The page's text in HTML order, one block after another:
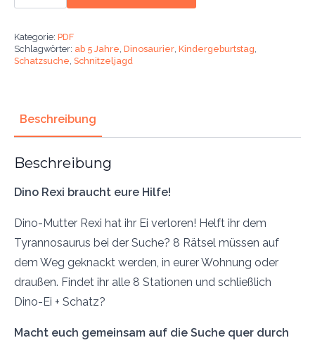
auf
Schatzsuche.
Ab
Kategorie: PDF
Schlagwörter: ab 5 Jahre, Dinosaurier, Kindergeburtstag,
Schatzsuche, Schnitzeljagd
Beschreibung
Beschreibung
Dino Rexi braucht eure Hilfe!
Dino-Mutter Rexi hat ihr Ei verloren! Helft ihr dem
Tyrannosaurus bei der Suche? 8 Rätsel müssen auf
dem Weg geknackt werden, in eurer Wohnung oder
draußen. Findet ihr alle 8 Stationen und schließlich
Dino-Ei + Schatz?
Macht euch gemeinsam auf die Suche quer durch